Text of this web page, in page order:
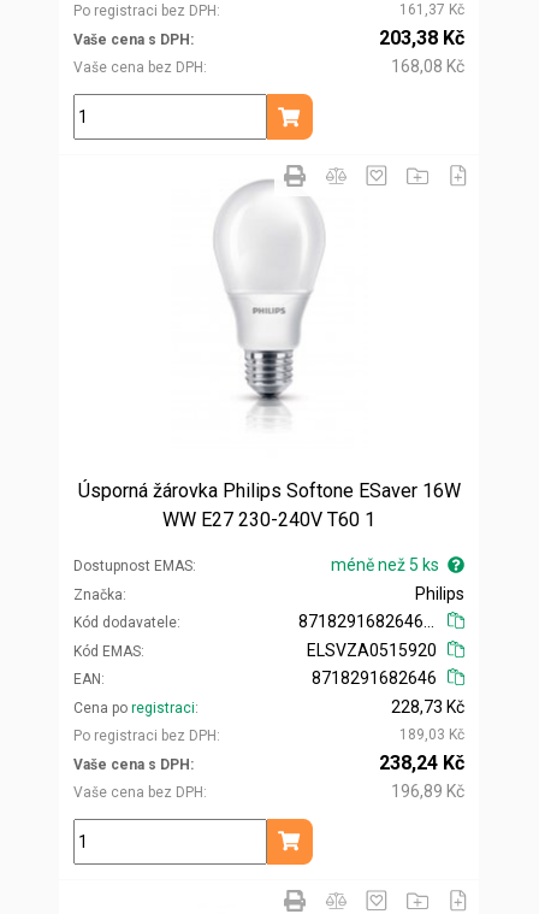
Po registraci bez DPH
161,37 Kč
Vaše cena s DPH
Vaše cena bez DPH
203,38 Kč
168,08 Kč
ks
Přidat do košíku
Úsporná žárovka Philips Softone ESaver 16W
WW E27 230-240V T60 1
Dostupnost EMAS méně než 5 ks
Značka
Kód dodavatele
Philips
Kód EMAS
EAN
ELSVZA0515920
8718291682646
Cena po registraci
Po registraci bez DPH
228,73 Kč
189,03 Kč
Vaše cena s DPH
Vaše cena bez DPH
238,24 Kč
196,89 Kč
ks
Přidat do košíku